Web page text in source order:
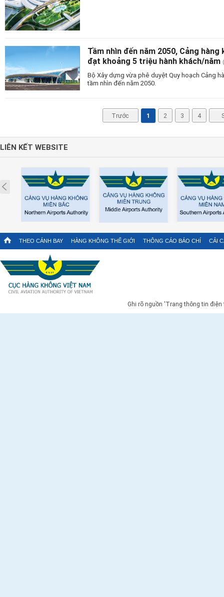
Tầm nhìn đến năm 2050, Cảng
đạt khoảng 5 triệu hành khách/năm
Bộ Xây dựng vừa phê duyệt Quy hoạch Cảng
tầm nhìn đến năm 2050.
Trước 1 2 3 4
LIÊN KẾT WEBSITE
Prev
THEO CÁNH BAY HÀNG KHÔNG THẾ GIỚI THÔNG CÁO BÁO CHÍ CẢI
Ghi rõ nguồn 'Trang thông tin